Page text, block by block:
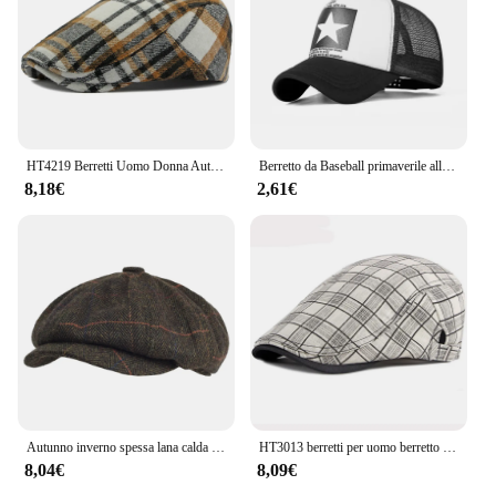
8,18€
Berretto da Baseball primaverile alla moda cappelli a rete Snapback berretti Hip Hop berretti da uomo Cool cappello da sole Casual all'aperto femminile
2,61€
Autunno inverno spessa lana calda a spina di pesce berretto da strillone uomo Cabbie berretto cappelli cappello ottagonale cappelli da Detective Retro Driver berretti piatti
8,04€
HT3013 berretti per uomo berretto uomo donna primavera estate cappello Retro Plaid berretto piatto Unisex traspirante cappello da sole berretto regolabile berretto
8,09€